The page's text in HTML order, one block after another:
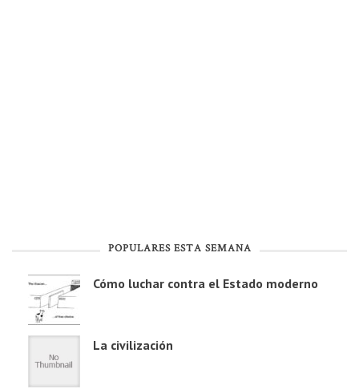
POPULARES ESTA SEMANA
Cómo luchar contra el Estado moderno
La civilización